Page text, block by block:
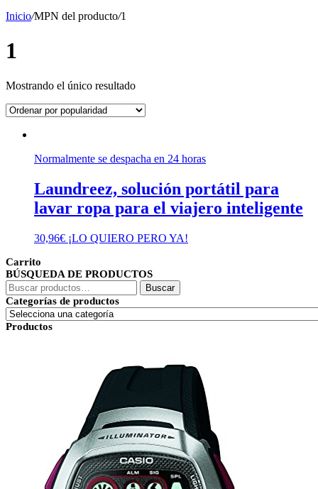
Inicio/MPN del producto/1
1
Mostrando el único resultado
Normalmente se despacha en 24 horas
Laundreez, solución portátil para
lavar ropa para el viajero inteligente
30,96€ ¡LO QUIERO PERO YA!
Carrito
BÚSQUEDA DE PRODUCTOS
Buscar
por:
Buscar
Categorías de productos
Productos